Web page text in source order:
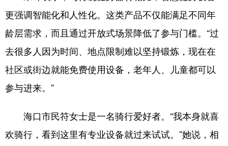
更强调智能化和人性化。这类产品不仅能满足不同年
龄层需求，而且通过开放式场景降低了参与门槛。“过
去很多人因为时间、地点限制难以坚持锻炼，现在在
社区或街边就能免费使用设备，老年人、儿童都可以
参与进来。”
海口市民符女士是一名骑行爱好者。“我本身就喜
欢骑行，看到这里有专业设备就过来试试。”她说，相